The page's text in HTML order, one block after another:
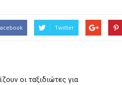
Twitter
οι ταξιδιώτες για